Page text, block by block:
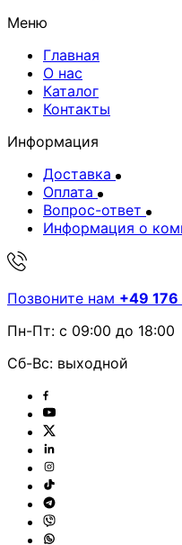
Меню
Главная
О нас
Каталог
Контакты
Информация
Доставка
Оплата
Вопрос-ответ
Информация о
Позвоните нам +49
Пн-Пт: с 09:00 до 18:00
Сб-Вс: выходной